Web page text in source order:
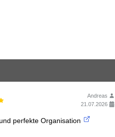
Andreas
21.07.2026
perfekte Organisation